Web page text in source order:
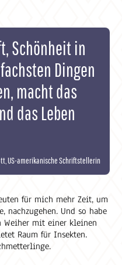
Schönheit in
Dingen
macht das
das Leben
US-amerikanische Schriftstellerin
für mich mehr Zeit, um
nachzugehen. Und so habe
Weiher mit einer kleinen
Raum für Insekten.